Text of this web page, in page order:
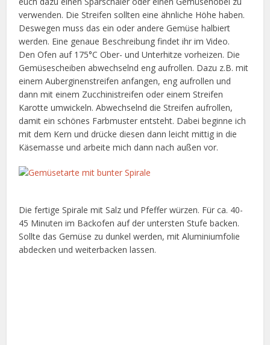
verwenden. Die Streifen sollten eine ähnliche Höhe haben.
Deswegen muss das ein oder andere Gemüse halbiert
werden. Eine genaue Beschreibung findet ihr im Video.
Den Ofen auf 175°C Ober- und Unterhitze vorheizen. Die
Gemüsescheiben abwechselnd eng aufrollen. Dazu z.B. mit
einem Auberginenstreifen anfangen, eng aufrollen und
dann mit einem Zucchinistreifen oder einem Streifen
Karotte umwickeln. Abwechselnd die Streifen aufrollen,
damit ein schönes Farbmuster entsteht. Dabei beginne ich
mit dem Kern und drücke diesen dann leicht mittig in die
Käsemasse und arbeite mich dann nach außen vor.
Die fertige Spirale mit Salz und Pfeffer würzen. Für ca. 40-
45 Minuten im Backofen auf der untersten Stufe backen.
Sollte das Gemüse zu dunkel werden, mit Aluminiumfolie
abdecken und weiterbacken lassen.